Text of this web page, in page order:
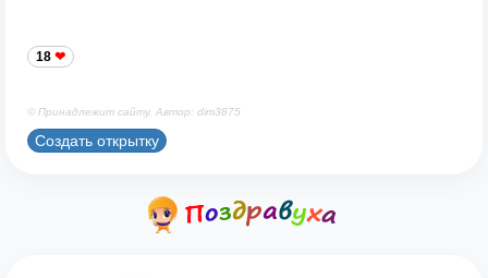
18
© Принадлежит сайту. Автор: dim3875
Создать открытку